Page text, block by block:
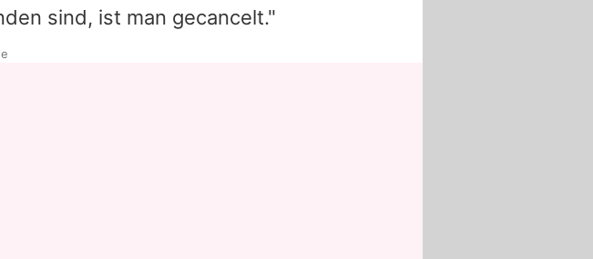
sind, ist man gecancelt."